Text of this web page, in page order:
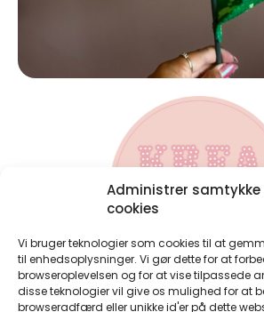
Administrer samtykke
cookies
Vi bruger teknologier som cookies til at
til enhedsoplysninger. Vi gør dette for at
browseroplevelsen og for at vise tilpassede
disse teknologier vil give os mulighed for at
browseradfærd eller unikke id'er på dette
Kontakt